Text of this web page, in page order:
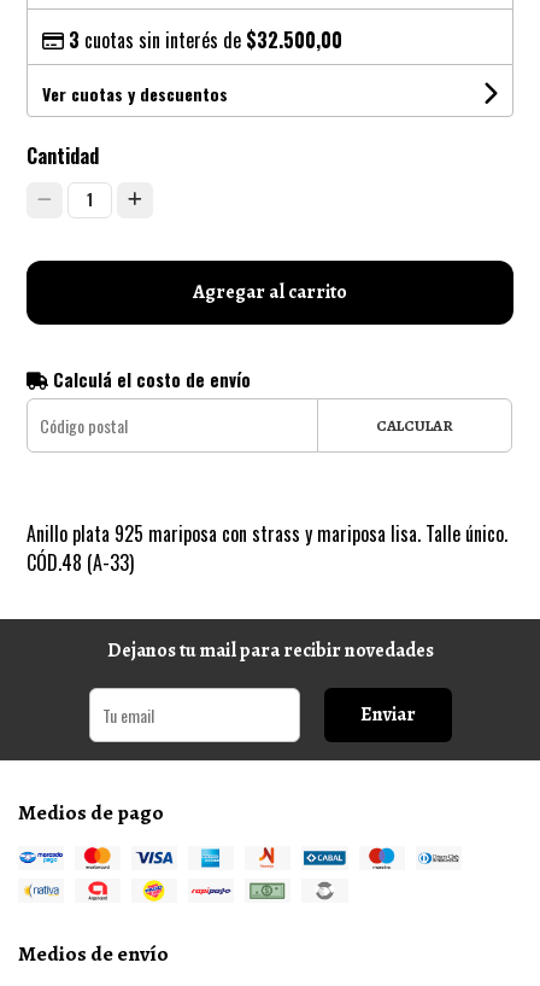
3 cuotas sin interés de $32.500,00
Ver cuotas y descuentos
Cantidad
1
Agregar al carrito
Calculá el costo de envío
CALCULAR
Anillo plata 925 mariposa con strass y mariposa lisa. Talle único.
CÓD.48 (A-33)
Dejanos tu mail para recibir novedades
Enviar
Medios de pago
Medios de envío